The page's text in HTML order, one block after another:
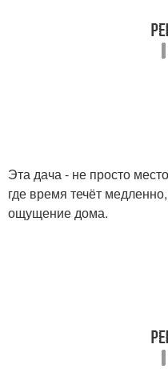
Эта дача - не просто
где время течёт
ощущение дома.